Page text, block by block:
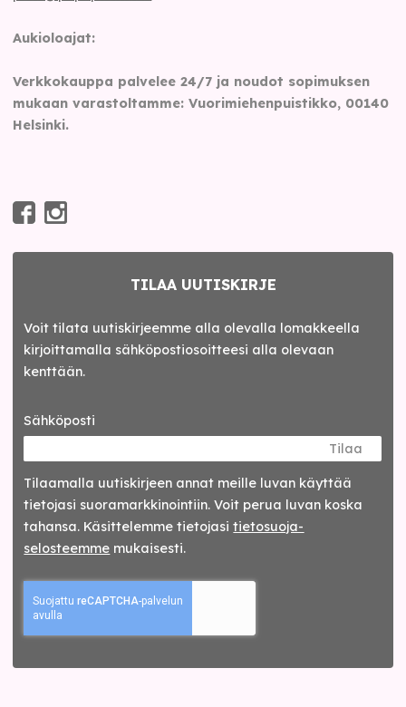
Aukioloajat:
Verkkokauppa palvelee 24/7 ja noudot sopimuksen
mukaan varastoltamme: Vuorimiehenpuistikko, 00140
Helsinki.
TILAA UUTISKIRJE
Voit tilata uutiskirjeemme alla olevalla lomakkeella
kirjoittamalla sähköpostiosoitteesi alla olevaan
kenttään.
Sähköposti
Tilaa
Tilaamalla uutis­kirjeen annat meille luvan käyttää
tietojasi suora­markkinointiin. Voit perua luvan koska
tahansa. Käsittelemme tietojasitieto­suoja­
selosteemme mukaisesti.